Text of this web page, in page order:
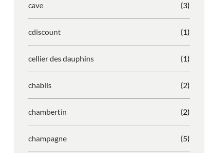
cave (3)
cdiscount (1)
cellier des dauphins (1)
chablis (2)
chambertin (2)
champagne (5)